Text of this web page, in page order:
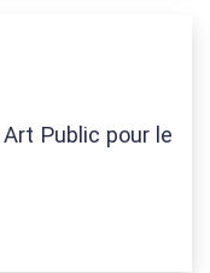
Public pour le